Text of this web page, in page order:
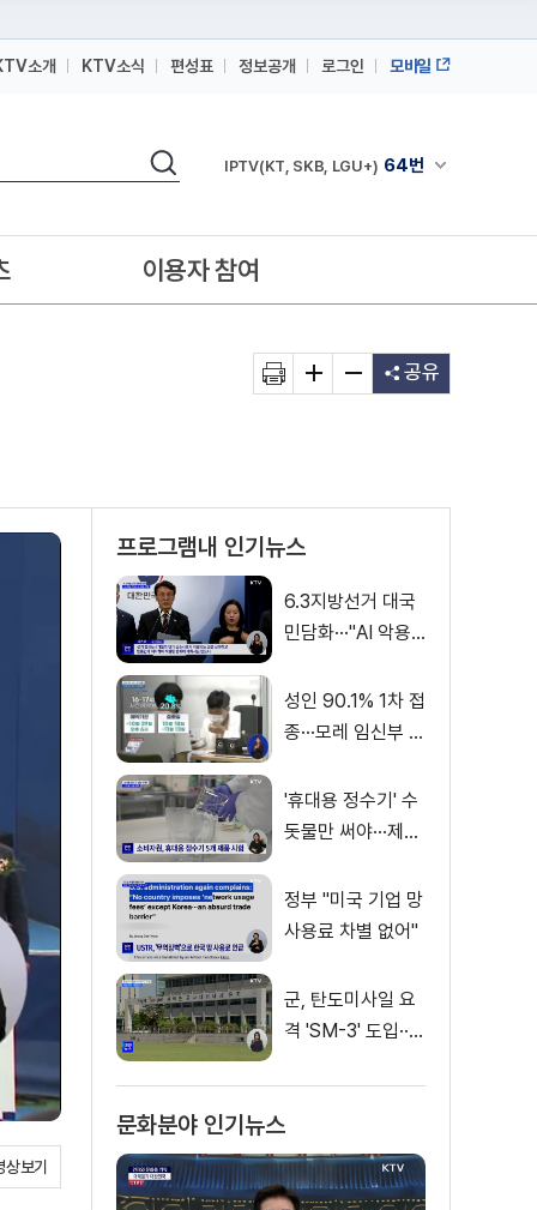
소개 KTV소식 편성표 정보공개 로그인 모바일
검색 채널안내 펼쳐
스카이라이프
이용자 참여
공유
보기
프로그램내 인기뉴스
6.3지방선거 대국
민담화···"AI 악용
성인 90.1% 1차 접
종···모레 임신부 사
'휴대용 정수기' 수
돗물만 써야···제품
정부 "미국 기업 망
사용료 차별 없어"
군, 탄도미사일 요
격 'SM-3' 도입···
문화분야 인기뉴스